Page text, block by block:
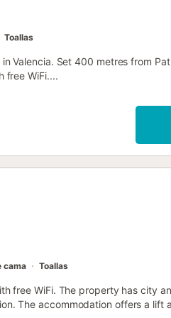
Toallas
Valencia. Set 400 metres from
free WiFi....
cama Toallas
free WiFi. The property has city
The accommodation offers a lift